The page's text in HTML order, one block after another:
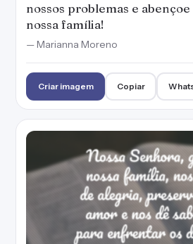
nossos problemas e abençoe
nossa família!
— Marianna Moreno
Criar imagem Copiar